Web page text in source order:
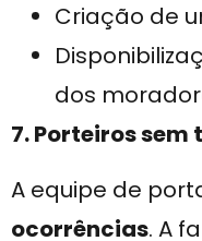
Criação de
dos
7. Porteiros
A equipe de
ocorrências. A